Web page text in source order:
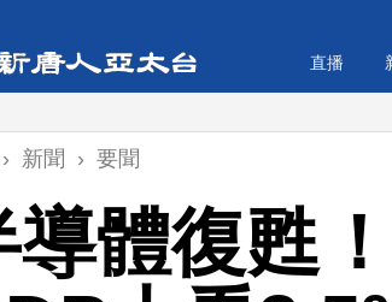
直播
› 新聞 › 要聞
導體復甦